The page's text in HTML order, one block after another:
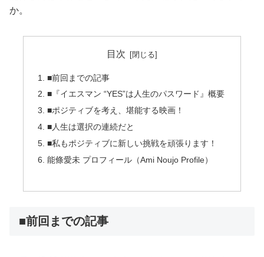
か。
目次
■前回までの記事
■『イエスマン “YES”は人生のパスワード』概要
■ポジティブを考え、堪能する映画！
■人生は選択の連続だと
■私もポジティブに新しい挑戦を頑張ります！
能條愛未 プロフィール（Ami Noujo Profile）
■前回までの記事